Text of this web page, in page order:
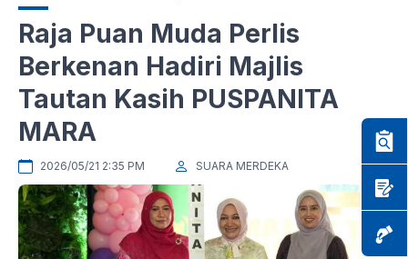
Raja Puan Muda Perlis
Berkenan Hadiri Majlis
Tautan Kasih PUSPANITA
MARA
2026/05/21 2:35 PM SUARA MERDEKA